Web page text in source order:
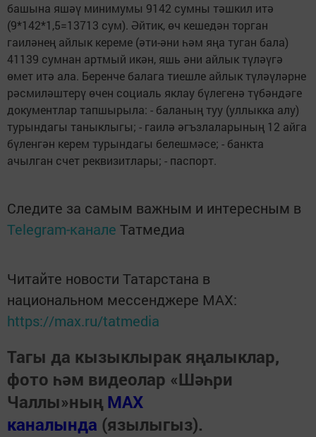
башына яшәү минимумы 9142 сумны тәшкил итә
(9*142*1,5=13713 сум). Әйтик, өч кешедән торган
гаиләнең айлык кереме (әти-әни һәм яңа туган бала)
41139 сумнан артмый икән, яшь әни айлык түләүгә
өмет итә ала. Беренче балага тиешле айлык түләүләрне
рәсмиләштерү өчен социаль яклау бүлегенә түбәндәге
документлар тапшырыла: - баланың туу (уллыкка алу)
турындагы таныклыгы; - гаилә әгъзлаларының 12 айга
бүленгән керем турындагы белешмәсе; - банкта
ачылган счет реквизитлары; - паспорт.
Следите за самым важным и интересным в
Telegram-канале Татмедиа
Читайте новости Татарстана в
национальном мессенджере MАХ:
https://max.ru/tatmedia
Тагы да кызыклырак яңалыклар,
фото һәм видеолар «Шәһри
Чаллы»ның MAX
каналында (язылыгыз).